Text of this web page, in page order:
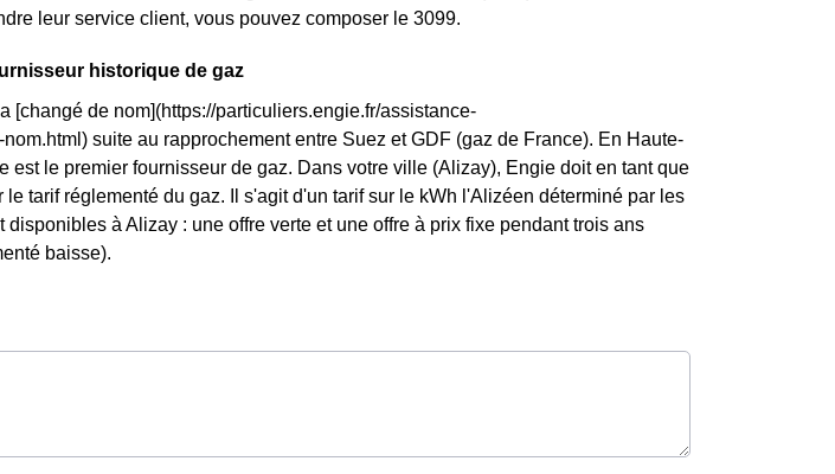
leur service client, vous pouvez composer le 3099.
historique de gaz
[changé de nom](https://particuliers.engie.fr/assistance-
suite au rapprochement entre Suez et GDF (gaz de France). En Haute-
est le premier fournisseur de gaz. Dans votre ville (Alizay), Engie doit en tant que
tarif réglementé du gaz. Il s'agit d'un tarif sur le kWh l'Alizéen déterminé par les
à Alizay : une offre verte et une offre à prix fixe pendant trois ans
baisse).